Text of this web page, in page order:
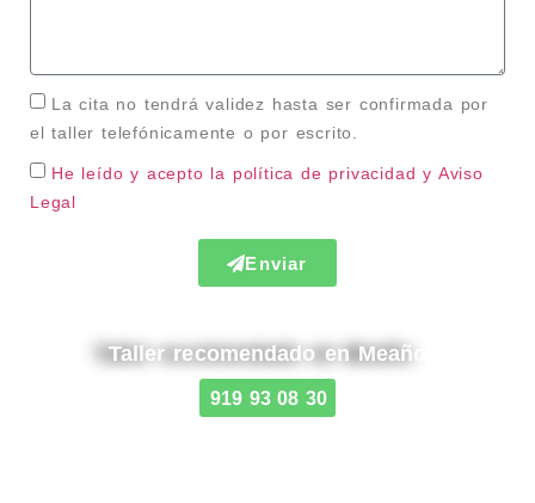
La cita no tendrá validez hasta ser confirmada por
el taller telefónicamente o por escrito.
He leído y acepto la política de privacidad y Aviso
Legal
Enviar
Taller recomendado en Meaño
919 93 08 30